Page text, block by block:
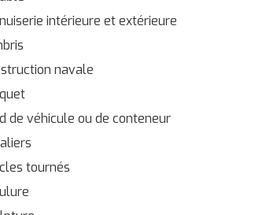
intérieure et extérieure
navale
de véhicule ou de conteneur
tournés